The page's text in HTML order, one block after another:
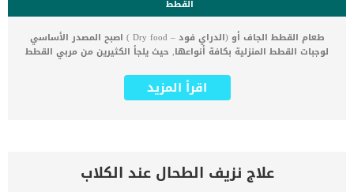
القطط
طعام القطط الجاف أو (الدراي فود – Dry food ) اصبح المصدر الأساسي
لوجبات القطط المنزلية بكافة أنواعها, حيث يلجأ الكثيرين من مربي القطط
التحضير و يمكن شراءه في أي وقت وتقديمه للقطط والكلاب. لكن مؤخرا
بدأت الكثير من المشاكل تظهر على الحيوانات الأليفة وبدأ مربي القطط
لحيوانك الأليف الأطعمة الضارة بالقطط طريقة عمل دراي فود للقطط في
اقرأ المزيد
علاج نزيف الطحال عند الكلاب